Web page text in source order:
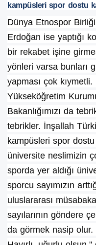
kampüsleri spor dostu
Dünya Etnospor
Erdoğan ise yaptığı
bir rekabet işine
yönleri varsa bunları
yapması çok
Yükseköğretim
Bakanlığımızı da
tebrikler. İnşallah
kampüsleri spor
üniversite neslimizin
sporda yer aldığı
sporcu sayımızın
uluslararası
sayılarının göndere
da görmek nasip